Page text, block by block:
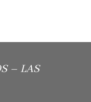
– LAS